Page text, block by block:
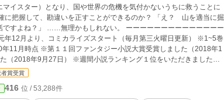
イスター）となり、国や世界の危機を気付かないうちに救うことに
、勘違いを正すことができるのか？ 「え？ 山を適当に掘
ですよね？」 ……無理かもしれない。 ーーーーーーーーーーーーーー
12月より、コミカライズスタート（毎月第三火曜日更新） ※1~5巻
11月時点 ※第１１回ファンタジー小説大賞受賞しました（2018年1
（2018年9月27日） ※週間小説ランキング１位をいただきました
グ１位をいただきました（２０１８年８月２６日時点）
賞受賞
416 位 / 53,288件